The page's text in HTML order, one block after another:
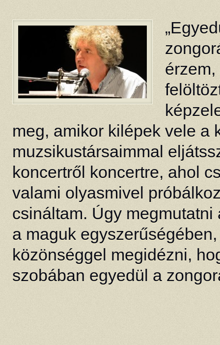
meg, amikor kilépek vele a
muzsikustársaimmal
koncertről koncertre, ahol
valami olyasmivel
csináltam. Úgy
a maguk
közönséggel megidézni,
szobában egyedül a